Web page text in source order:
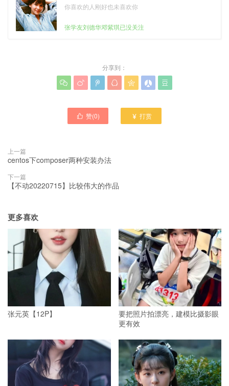
你喜欢的人刚好也未喜欢你
张学友刘德华邓紫琪已没关注
分享到：
      
 赞(0)  打赏
上一篇
centos下composer两种安装办法
下一篇
【不动20220715】比较伟大的作品
更多喜欢
张元英【12P】
要把照片拍漂亮，建模比摄影眼
更有效